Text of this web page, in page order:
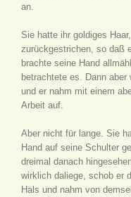
an.
Sie hatte ihr goldiges
zurückgestrichen, so daß
brachte seine Hand
betrachtete es. Dann aber
und er nahm mit einem
Arbeit auf.
Aber nicht für lange. Sie
Hand auf seine Schulter
dreimal danach
wirklich daliege, schob er
Hals und nahm von